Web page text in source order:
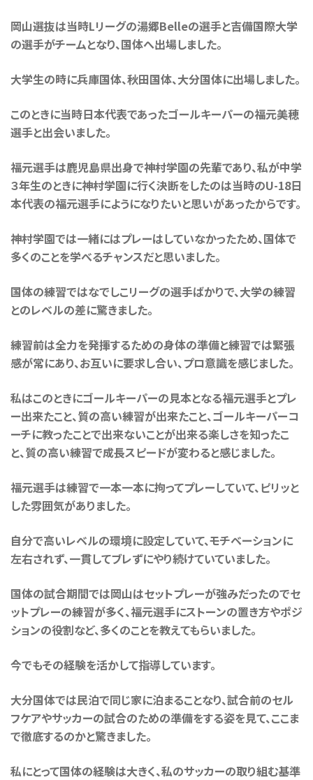
岡山選抜は当時Lリーグの湯郷Belleの選手と吉備国際大学
の選手がチームとなり、国体へ出場しました。
大学生の時に兵庫国体、秋田国体、大分国体に出場しました。
このときに当時日本代表であったゴールキーパーの福元美穂
選手と出会いました。
福元選手は鹿児島県出身で神村学園の先輩であり、私が中学
３年生のときに神村学園に行く決断をしたのは当時のU-18日
本代表の福元選手にようになりたいと思いがあったからです。
神村学園では一緒にはプレーはしていなかったため、国体で
多くのことを学べるチャンスだと思いました。
国体の練習ではなでしこリーグの選手ばかりで、大学の練習
とのレベルの差に驚きました。
練習前は全力を発揮するための身体の準備と練習では緊張
感が常にあり、お互いに要求し合い、プロ意識を感じました。
私はこのときにゴールキーパーの見本となる福元選手とプレ
ー出来たこと、質の高い練習が出来たこと、ゴールキーパーコ
ーチに教ったことで出来ないことが出来る楽しさを知ったこ
と、質の高い練習で成長スピードが変わると感じました。
福元選手は練習で一本一本に拘ってプレーしていて、ピリッと
した雰囲気がありました。
自分で高いレベルの環境に設定していて、モチベーションに
左右されず、一貫してブレずにやり続けていていました。
国体の試合期間では岡山はセットプレーが強みだったのでセ
ットプレーの練習が多く、福元選手にストーンの置き方やポジ
ションの役割など、多くのことを教えてもらいました。
今でもその経験を活かして指導しています。
大分国体では民泊で同じ家に泊まることなり、試合前のセル
フケアやサッカーの試合のための準備をする姿を見て、ここま
で徹底するのかと驚きました。
私にとって国体の経験は大きく、私のサッカーの取り組む基準